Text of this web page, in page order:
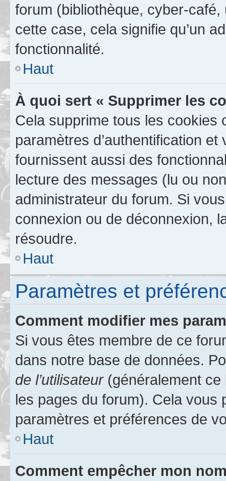
forum (bibliothèque, cyber-
cette case, cela signifie qu’un
fonctionnalité.
Haut
À quoi sert « Supprimer les
Cela supprime tous les cookies
paramètres d’authentification
fournissent aussi des
lecture des messages (lu ou
administrateur du forum. Si
connexion ou de déconnexion,
résoudre.
Haut
Paramètres et
Comment modifier mes
Si vous êtes membre de ce
dans notre base de données.
de l’utilisateur(généralement ce
les pages du forum). Cela vous
paramètres et préférences de
Haut
Comment empêcher mon